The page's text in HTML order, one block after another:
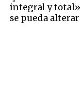
integral y total»
se pueda